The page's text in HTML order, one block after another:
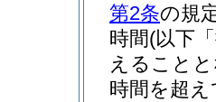
第2条の規
時間(以下
えること
時間を超